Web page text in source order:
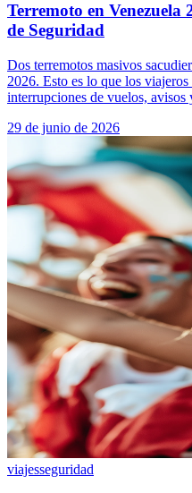
Terremoto en
de Seguridad
Dos terremotos masivos
2026. Esto es lo que los viajeros
interrupciones de vuelos, avisos
29 de junio de 2026
viajesseguridad